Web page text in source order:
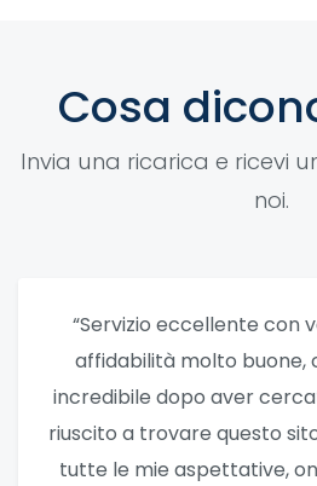
Cosa
Invia una ricarica e ricevi
noi.
“Servizio eccellente con
affidabilità molto buone,
incredibile dopo aver
riuscito a trovare questo
tutte le mie aspettative,